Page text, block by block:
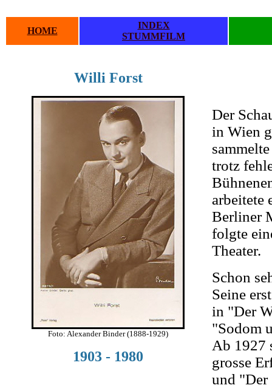
HOME
INDEX
STUMMFILM
Willi Forst
Foto: Alexander Binder (1888-1929)
1903 - 1980
Der
in Wien
trotz
arbeitete
Berliner
folgte
Theater.
Schon
Seine
in "Der
"Sodom
Ab 1927
grosse
und "Der